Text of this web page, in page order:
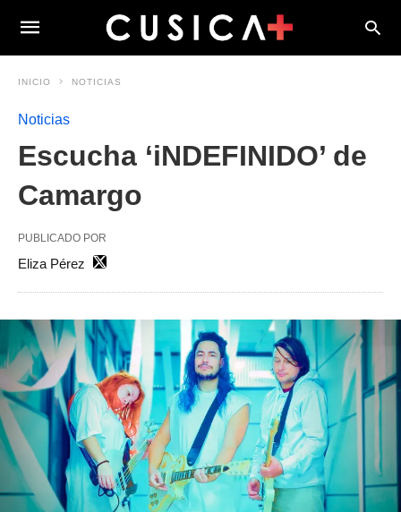
INICIO NOTICIAS
Noticias
Escucha ‘iNDEFINIDO’ de
Camargo
PUBLICADO POR
Eliza Pérez